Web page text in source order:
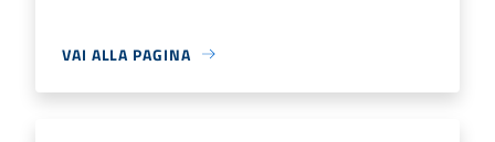
VAI ALLA PAGINA